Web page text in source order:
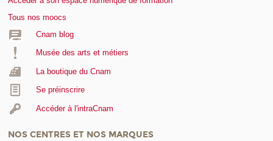
Tous nos moocs
Cnam blog
Musée des arts et métiers
La boutique du Cnam
Se préinscrire
Accéder à l'intraCnam
NOS CENTRES ET NOS MARQUES